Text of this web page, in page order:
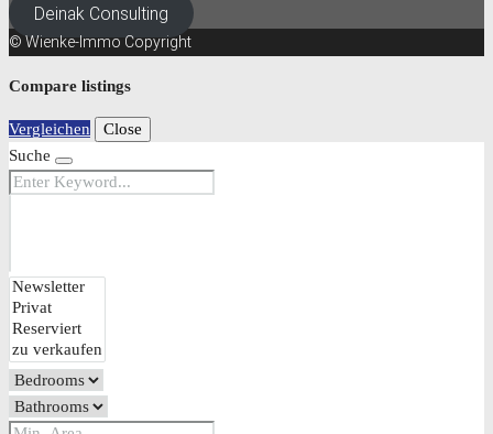
Deinak Consulting
© Wienke-Immo Copyright
Compare listings
Vergleichen
Close
Suche